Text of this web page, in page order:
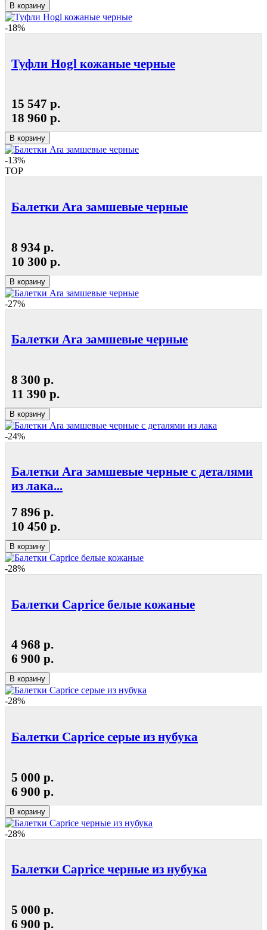
В корзину
-18%
Туфли Hogl кожаные черные
15 547 р.
18 960 р.
В корзину
-13%
TOP
Балетки Ara замшевые черные
8 934 р.
10 300 р.
В корзину
-27%
Балетки Ara замшевые черные
8 300 р.
11 390 р.
В корзину
-24%
Балетки Ara замшевые черные с деталями
из лака...
7 896 р.
10 450 р.
В корзину
-28%
Балетки Caprice белые кожаные
4 968 р.
6 900 р.
В корзину
-28%
Балетки Caprice серые из нубука
5 000 р.
6 900 р.
В корзину
-28%
Балетки Caprice черные из нубука
5 000 р.
6 900 р.